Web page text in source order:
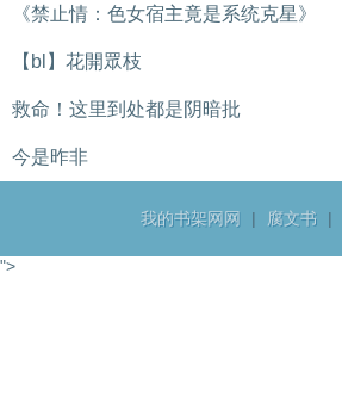
《禁止情：色女宿主竟是系统克星》
【bl】花開眾枝
救命！这里到处都是阴暗批
今是昨非
我的书架网网 | 腐文书 |
">